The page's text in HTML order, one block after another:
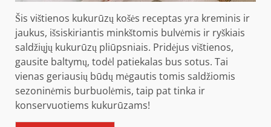
Šis vištienos kukurūzų košės receptas yra kreminis ir
jaukus, išsiskiriantis minkštomis bulvėmis ir ryškiais
saldžiųjų kukurūzų pliūpsniais. Pridėjus vištienos,
gausite baltymų, todėl patiekalas bus sotus. Tai
vienas geriausių būdų mėgautis tomis saldžiomis
sezoninėmis burbuolėmis, taip pat tinka ir
konservuotiems kukurūzams!